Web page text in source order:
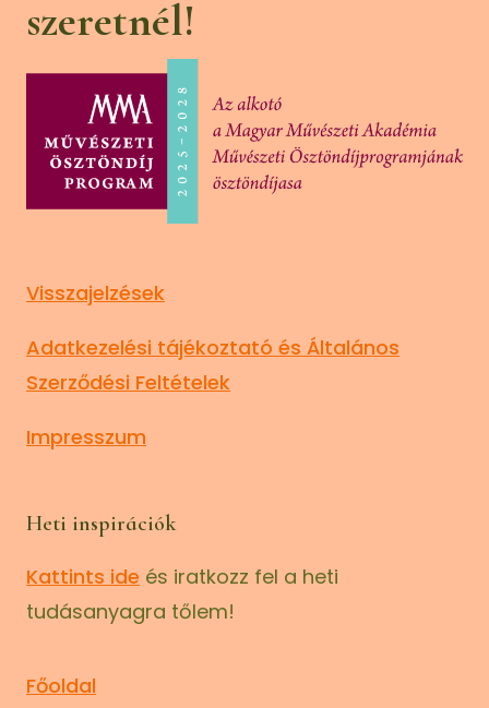
szeretnél!
Visszajelzések
Adatkezelési tájékoztató és Általános
Szerződési Feltételek
Impresszum
Heti inspirációk
Kattints ide és iratkozz fel a heti
tudásanyagra tőlem!
Főoldal